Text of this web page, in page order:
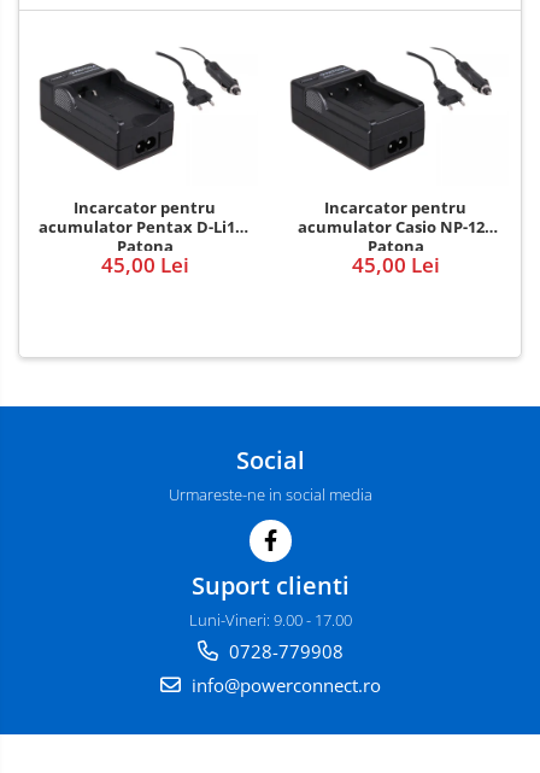
Incarcator pentru
acumulator Pentax D-Li109
Patona
45,00 Lei
Incarcator pentru
acumulator Casio NP-120
Patona
45,00 Lei
Social
Urmareste-ne in social media
Suport clienti
Luni-Vineri: 9.00 - 17.00
0728-779908
info@powerconnect.ro